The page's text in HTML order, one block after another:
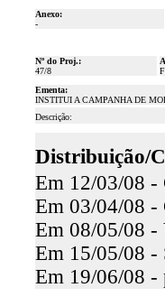
Anexo:
-
Nº do Proj.:
47/8
Ementa:
INSTITUI A CAMPANHA DE
Descrição:
Distribuição/
Em 12/03/08 -
Em 03/04/08 -
Em 08/05/08 -
Em 15/05/08 -
Em 19/06/08 -